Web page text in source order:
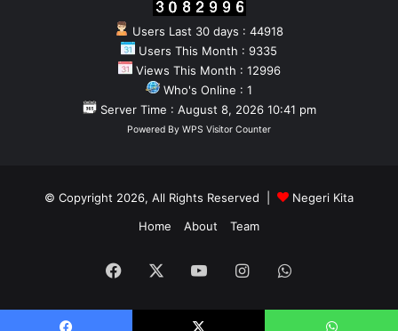
Users Last 30 days : 44918
Users This Month : 9335
Views This Month : 12996
Who's Online : 1
Server Time : August 8, 2026 10:41 pm
Powered By WPS Visitor Counter
© Copyright 2026, All Rights Reserved |
Negeri Kita
Home
About Team
Facebook YouTubeInstagramWhatsApp